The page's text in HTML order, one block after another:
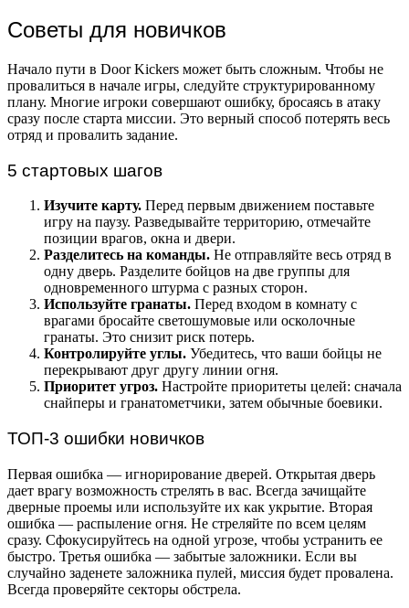
Советы для новичков
Начало пути в Door Kickers может быть сложным. Чтобы не
провалиться в начале игры, следуйте структурированному
плану. Многие игроки совершают ошибку, бросаясь в атаку
сразу после старта миссии. Это верный способ потерять весь
отряд и провалить задание.
5 стартовых шагов
Изучите карту. Перед первым движением поставьте
игру на паузу. Разведывайте территорию, отмечайте
позиции врагов, окна и двери.
Разделитесь на команды. Не отправляйте весь отряд в
одну дверь. Разделите бойцов на две группы для
одновременного штурма с разных сторон.
Используйте гранаты. Перед входом в комнату с
врагами бросайте светошумовые или осколочные
гранаты. Это снизит риск потерь.
Контролируйте углы. Убедитесь, что ваши бойцы не
перекрывают друг другу линии огня.
Приоритет угроз. Настройте приоритеты целей: сначала
снайперы и гранатометчики, затем обычные боевики.
ТОП-3 ошибки новичков
Первая ошибка — игнорирование дверей. Открытая дверь
дает врагу возможность стрелять в вас. Всегда зачищайте
дверные проемы или используйте их как укрытие. Вторая
ошибка — распыление огня. Не стреляйте по всем целям
сразу. Сфокусируйтесь на одной угрозе, чтобы устранить ее
быстро. Третья ошибка — забытые заложники. Если вы
случайно заденете заложника пулей, миссия будет провалена.
Всегда проверяйте секторы обстрела.